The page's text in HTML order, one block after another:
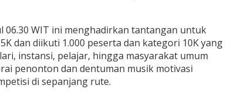
06.30 WIT ini menghadirkan tantangan untuk
dan diikuti 1.000 peserta dan kategori 10K yang
instansi, pelajar, hingga masyarakat umum
penonton dan dentuman musik motivasi
di sepanjang rute.